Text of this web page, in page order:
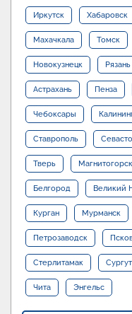
Иркутск Хабаровск
Махачкала Томск
Новокузнецк Рязань
Астрахань Пенза
Чебоксары
Ставрополь
Тверь Магнитогорск
Белгород Великий
Курган Мурманск
Петрозаводск
Стерлитамак Сургут
Чита Энгельс